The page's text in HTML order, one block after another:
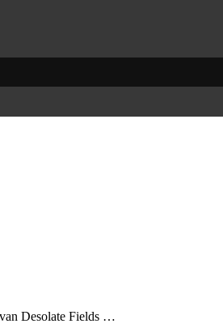
Desolate Fields …